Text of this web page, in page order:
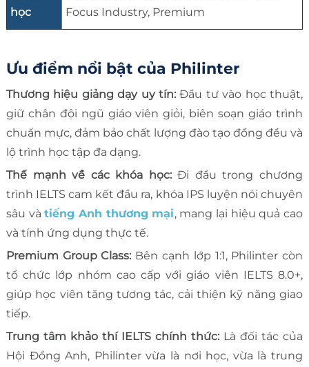
học
Focus Industry, Premium
Ưu điểm nổi bật của Philinter
Thương hiệu giảng dạy uy tín: Đầu tư vào học thuật,
giữ chân đội ngũ giáo viên giỏi, biên soạn giáo trình
chuẩn mực, đảm bảo chất lượng đào tạo đồng đều và
lộ trình học tập đa dạng.
Thế mạnh về các khóa học:Đi đầu trong chương
trình IELTS cam kết đầu ra, khóa IPS luyện nói chuyên
sâu vàtiếng Anh thương mại, mang lại hiệu quả cao
và tính ứng dụng thực tế.
Premium Group Class: Bên cạnh lớp 1:1, Philinter còn
tổ chức lớp nhóm cao cấp với giáo viên IELTS 8.0+,
giúp học viên tăng tương tác, cải thiện kỹ năng giao
tiếp.
Trung tâm khảo thí IELTS chính thức: Là đối tác của
Hội Đồng Anh, Philinter vừa là nơi học, vừa là trung